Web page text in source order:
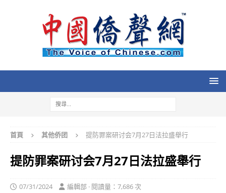
首頁 其他侨团 提防罪案研讨会7月27日法拉盛舉行
提防罪案研讨会7月27日法拉盛舉行
07/31/2024 編輯部 · 閱讀量：7,686 次